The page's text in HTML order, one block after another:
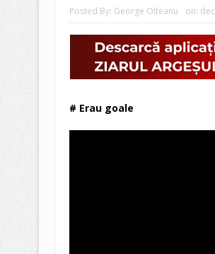
Posted By: George Olteanu on:
# Erau goale